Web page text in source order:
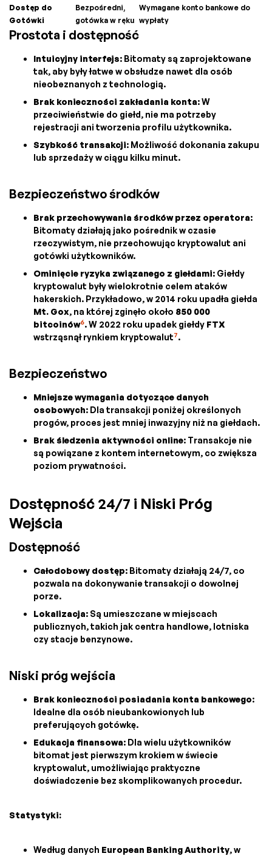
Dostęp do
Gotówki
Bezpośredni,
gotówka w ręku
Wymagane konto bankowe do
wypłaty
Prostota i dostępność
Intuicyjny interfejs: Bitomaty są zaprojektowane
tak, aby były łatwe w obsłudze nawet dla osób
nieobeznanych z technologią.
Brak konieczności zakładania konta: W
przeciwieństwie do giełd, nie ma potrzeby
rejestracji ani tworzenia profilu użytkownika.
Szybkość transakcji: Możliwość dokonania zakupu
lub sprzedaży w ciągu kilku minut.
Bezpieczeństwo środków
Brak przechowywania środków przez operatora:
Bitomaty działają jako pośrednik w czasie
rzeczywistym, nie przechowując kryptowalut ani
gotówki użytkowników.
Ominięcie ryzyka związanego z giełdami: Giełdy
kryptowalut były wielokrotnie celem ataków
hakerskich. Przykładowo, w 2014 roku upadła giełda
Mt. Gox, na której zginęło około 850 000
bitcoinów6. W 2022 roku upadek giełdy FTX
wstrząsnął rynkiem kryptowalut7.
Bezpieczeństwo
Mniejsze wymagania dotyczące danych
osobowych: Dla transakcji poniżej określonych
progów, proces jest mniej inwazyjny niż na giełdach.
Brak śledzenia aktywności online: Transakcje nie
są powiązane z kontem internetowym, co zwiększa
poziom prywatności.
Dostępność 24/7 i Niski Próg
Wejścia
Dostępność
Całodobowy dostęp: Bitomaty działają 24/7, co
pozwala na dokonywanie transakcji o dowolnej
porze.
Lokalizacja: Są umieszczane w miejscach
publicznych, takich jak centra handlowe, lotniska
czy stacje benzynowe.
Niski próg wejścia
Brak konieczności posiadania konta bankowego:
Idealne dla osób nieubankowionych lub
preferujących gotówkę.
Edukacja finansowa: Dla wielu użytkowników
bitomat jest pierwszym krokiem w świecie
kryptowalut, umożliwiając praktyczne
doświadczenie bez skomplikowanych procedur.
Statystyki:
Według danych European Banking Authority, w